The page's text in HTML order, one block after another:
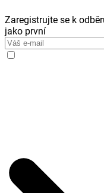
Zaregistrujte se k
jako první